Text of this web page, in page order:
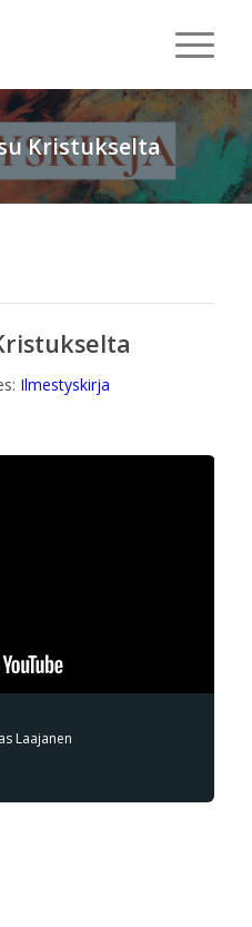
Kristukselta
Ilmestyskirja
Laajanen